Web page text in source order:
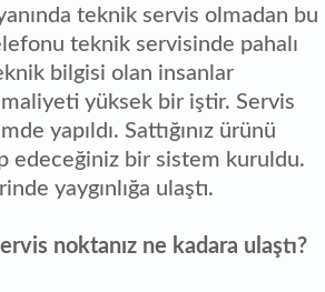
teknik servis olmadan bu
teknik servisinde pahalı
bilgisi olan insanlar
maliyeti yüksek bir iştir. Servis
yapıldı. Sattığınız ürünü
edeceğiniz bir sistem kuruldu.
yaygınlığa ulaştı.
noktanız ne kadara ulaştı?